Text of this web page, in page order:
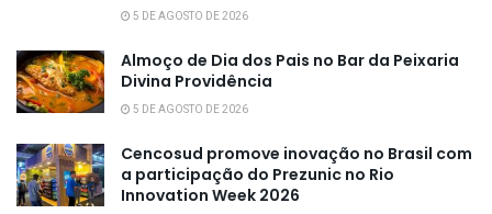
5 DE AGOSTO DE 2026
Almoço de Dia dos Pais no Bar da Peixaria
Divina Providência
5 DE AGOSTO DE 2026
Cencosud promove inovação no Brasil com
a participação do Prezunic no Rio
Innovation Week 2026